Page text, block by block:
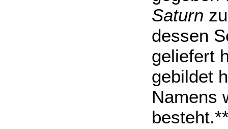
Saturn
dessen
geliefert
gebildet
Namens